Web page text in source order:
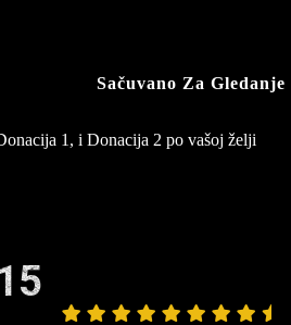
Sačuvano Za Gledanje
1, i Donacija 2 po vašoj želji